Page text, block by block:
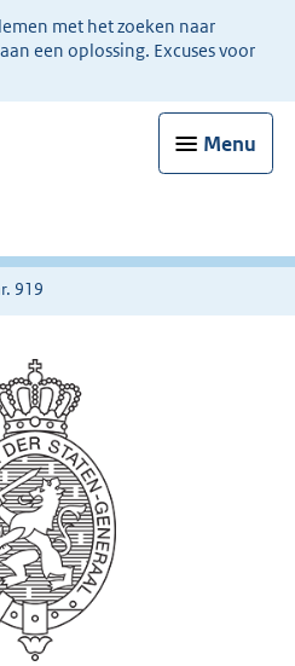
met het zoeken naar
een oplossing. Excuses voor
Menu
919